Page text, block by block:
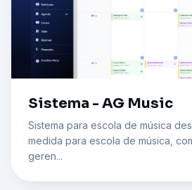
Sistema - AG Music
Sistema para escola de música
medida para escola de música,
geren...